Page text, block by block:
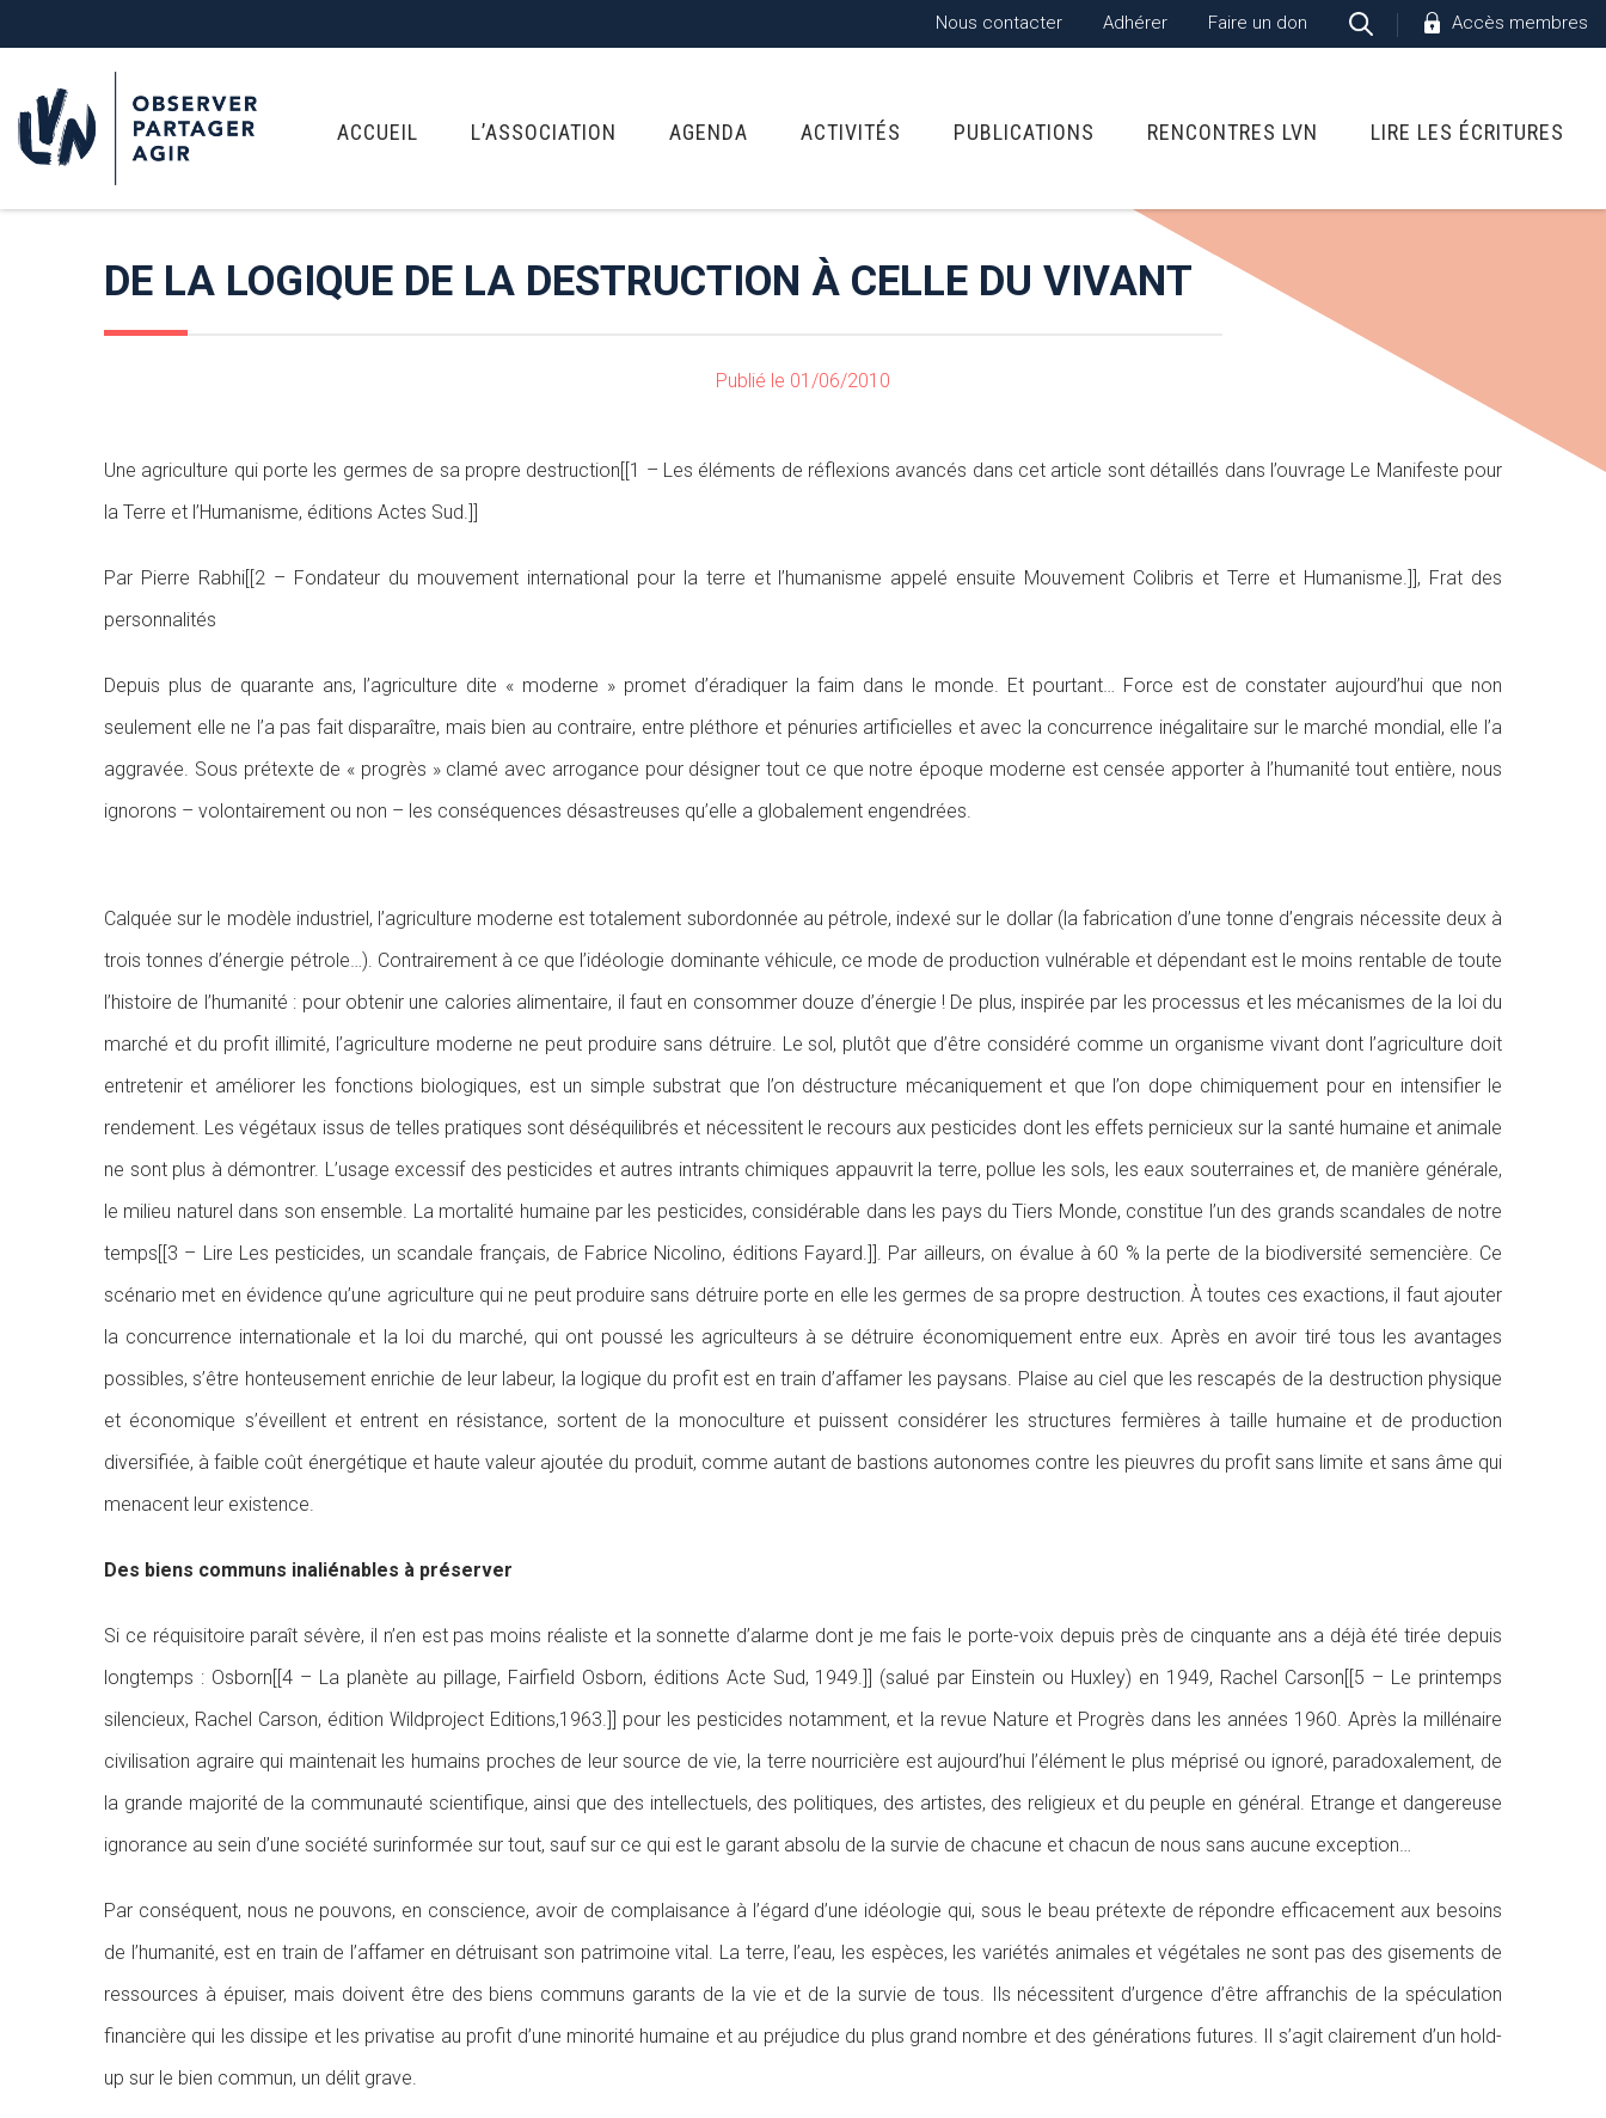
Nous contacter Adhérer Faire un don Accès membres
ACCUEIL L’ASSOCIATION AGENDA ACTIVITÉS PUBLICATIONS RENCONTRES LVN LIRE LES ÉCRITURES
DE LA LOGIQUE DE LA DESTRUCTION À CELLE DU VIVANT
Publié le 01/06/2010
Une agriculture qui porte les germes de sa propre destruction[[1 – Les éléments de réflexions avancés dans cet article sont détaillés dans l’ouvrage Le Manifeste pour
la Terre et l’Humanisme, éditions Actes Sud.]]
Par Pierre Rabhi[[2 – Fondateur du mouvement international pour la terre et l’humanisme appelé ensuite Mouvement Colibris et Terre et Humanisme.]], Frat des
personnalités
Depuis plus de quarante ans, l’agriculture dite « moderne » promet d’éradiquer la faim dans le monde. Et pourtant… Force est de constater aujourd’hui que non
seulement elle ne l’a pas fait disparaître, mais bien au contraire, entre pléthore et pénuries artificielles et avec la concurrence inégalitaire sur le marché mondial, elle l’a
aggravée. Sous prétexte de « progrès » clamé avec arrogance pour désigner tout ce que notre époque moderne est censée apporter à l’humanité tout entière, nous
ignorons – volontairement ou non – les conséquences désastreuses qu’elle a globalement engendrées.
Calquée sur le modèle industriel, l’agriculture moderne est totalement subordonnée au pétrole, indexé sur le dollar (la fabrication d’une tonne d’engrais nécessite deux à
trois tonnes d’énergie pétrole…). Contrairement à ce que l’idéologie dominante véhicule, ce mode de production vulnérable et dépendant est le moins rentable de toute
l’histoire de l’humanité : pour obtenir une calories alimentaire, il faut en consommer douze d’énergie ! De plus, inspirée par les processus et les mécanismes de la loi du
marché et du profit illimité, l’agriculture moderne ne peut produire sans détruire. Le sol, plutôt que d’être considéré comme un organisme vivant dont l’agriculture doit
entretenir et améliorer les fonctions biologiques, est un simple substrat que l’on déstructure mécaniquement et que l’on dope chimiquement pour en intensifier le
rendement. Les végétaux issus de telles pratiques sont déséquilibrés et nécessitent le recours aux pesticides dont les effets pernicieux sur la santé humaine et animale
ne sont plus à démontrer. L’usage excessif des pesticides et autres intrants chimiques appauvrit la terre, pollue les sols, les eaux souterraines et, de manière générale,
le milieu naturel dans son ensemble. La mortalité humaine par les pesticides, considérable dans les pays du Tiers Monde, constitue l’un des grands scandales de notre
temps[[3 – Lire Les pesticides, un scandale français, de Fabrice Nicolino, éditions Fayard.]]. Par ailleurs, on évalue à 60 % la perte de la biodiversité semencière. Ce
scénario met en évidence qu’une agriculture qui ne peut produire sans détruire porte en elle les germes de sa propre destruction. À toutes ces exactions, il faut ajouter
la concurrence internationale et la loi du marché, qui ont poussé les agriculteurs à se détruire économiquement entre eux. Après en avoir tiré tous les avantages
possibles, s’être honteusement enrichie de leur labeur, la logique du profit est en train d’affamer les paysans. Plaise au ciel que les rescapés de la destruction physique
et économique s’éveillent et entrent en résistance, sortent de la monoculture et puissent considérer les structures fermières à taille humaine et de production
diversifiée, à faible coût énergétique et haute valeur ajoutée du produit, comme autant de bastions autonomes contre les pieuvres du profit sans limite et sans âme qui
menacent leur existence.
Des biens communs inaliénables à préserver
Si ce réquisitoire paraît sévère, il n’en est pas moins réaliste et la sonnette d’alarme dont je me fais le porte-voix depuis près de cinquante ans a déjà été tirée depuis
longtemps : Osborn[[4 – La planète au pillage, Fairfield Osborn, éditions Acte Sud, 1949.]] (salué par Einstein ou Huxley) en 1949, Rachel Carson[[5 – Le printemps
silencieux, Rachel Carson, édition Wildproject Editions,1963.]] pour les pesticides notamment, et la revue Nature et Progrès dans les années 1960. Après la millénaire
civilisation agraire qui maintenait les humains proches de leur source de vie, la terre nourricière est aujourd’hui l’élément le plus méprisé ou ignoré, paradoxalement, de
la grande majorité de la communauté scientifique, ainsi que des intellectuels, des politiques, des artistes, des religieux et du peuple en général. Etrange et dangereuse
ignorance au sein d’une société surinformée sur tout, sauf sur ce qui est le garant absolu de la survie de chacune et chacun de nous sans aucune exception…
Par conséquent, nous ne pouvons, en conscience, avoir de complaisance à l’égard d’une idéologie qui, sous le beau prétexte de répondre efficacement aux besoins
de l’humanité, est en train de l’affamer en détruisant son patrimoine vital. La terre, l’eau, les espèces, les variétés animales et végétales ne sont pas des gisements de
ressources à épuiser, mais doivent être des biens communs garants de la vie et de la survie de tous. Ils nécessitent d’urgence d’être affranchis de la spéculation
financière qui les dissipe et les privatise au profit d’une minorité humaine et au préjudice du plus grand nombre et des générations futures. Il s’agit clairement d’un hold-
up sur le bien commun, un délit grave.